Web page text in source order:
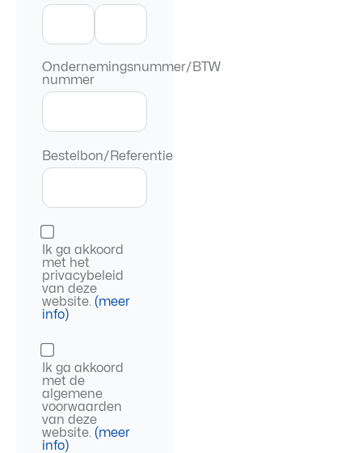
Ondernemingsnummer/BTW
nummer
Bestelbon/Referentie
Ik ga akkoord
met het
privacybeleid
van deze
website. (meer
info)
Ik ga akkoord
met de
algemene
voorwaarden
van deze
website. (meer
info)